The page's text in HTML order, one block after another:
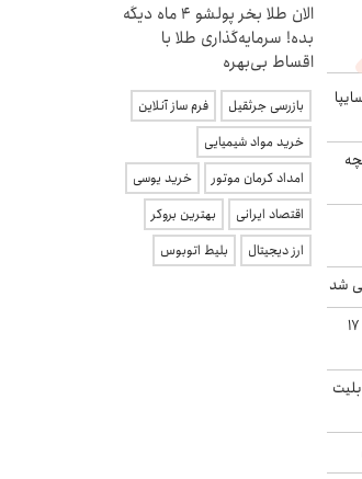
شد
قیمت گوشت گوساله و گوسفند امروز شنبه ۱۷
الان طلا بخر پولشو 4 ماه دیگه
بده! سرمایه‌گذاری طلا با
اقساط بی‌بهره
بازرسی جرثقیل
فرم ساز آنلاین
خرید مواد شیمیایی
امداد کرمان موتور
خرید یوسی
اقتصاد ایرانی
بهترین بروکر
ارز دیجیتال
بلیط اتوبوس